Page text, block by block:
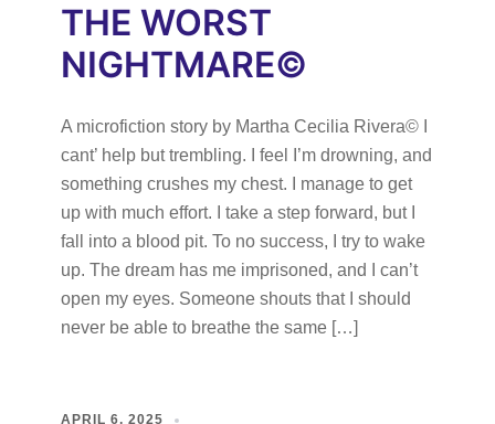
THE WORST
NIGHTMARE©
A microfiction story by Martha Cecilia Rivera© I
cant’ help but trembling. I feel I’m drowning, and
something crushes my chest. I manage to get
up with much effort. I take a step forward, but I
fall into a blood pit. To no success, I try to wake
up. The dream has me imprisoned, and I can’t
open my eyes. Someone shouts that I should
never be able to breathe the same […]
APRIL 6, 2025